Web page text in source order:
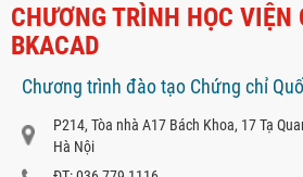
CHƯƠNG TRÌNH HỌC VIỆN
BKACAD
Chương trình đào tạo Chứng chỉ
P214, Tòa nhà A17 Bách Khoa, 17 Tạ
Hà Nội